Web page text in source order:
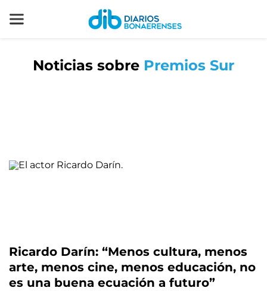
Noticias sobre Premios Sur
Ricardo Darín: “Menos cultura, menos
arte, menos cine, menos educación, no
es una buena ecuación a futuro”